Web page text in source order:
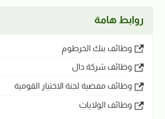
روابط هامة
وظائف بنك الخرطوم
وظائف شركة دال
وظائف مفضية لجنة الاختيار القومية
وظائف الولايات